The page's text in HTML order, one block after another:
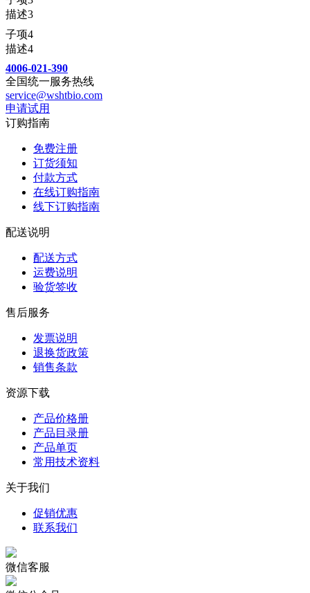
描述3
子项4
描述4
4006-021-390
全国统一服务热线
service@wshtbio.com
申请试用
订购指南
免费注册
订货须知
付款方式
在线订购指南
线下订购指南
配送说明
配送方式
运费说明
验货签收
售后服务
发票说明
退换货政策
销售条款
资源下载
产品价格册
产品目录册
产品单页
常用技术资料
关于我们
促销优惠
联系我们
微信客服